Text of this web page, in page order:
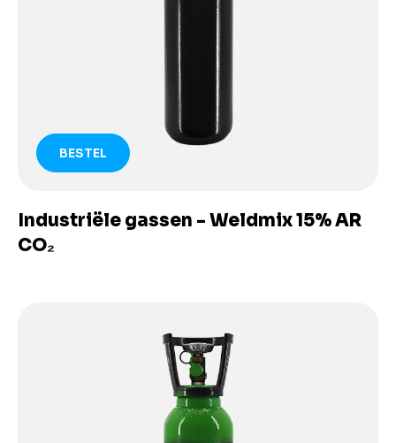
BESTEL
Industriële gassen - Weldmix 15% AR
CO₂